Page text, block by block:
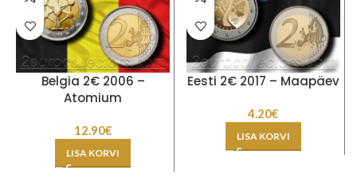
Belgia 2€ 2006 –
Atomium
12.90€
LISA KORVI
Eesti 2€ 2017 – Maapäev
4.20€
LISA KORVI